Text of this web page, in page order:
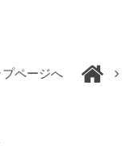
プページへ